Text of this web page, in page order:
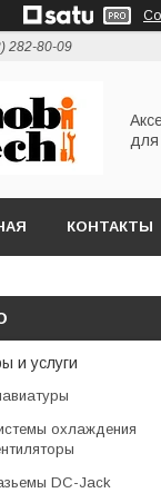
282-80-09
КОНТАКТЫ
и услуги
охлаждения
DC-Jack